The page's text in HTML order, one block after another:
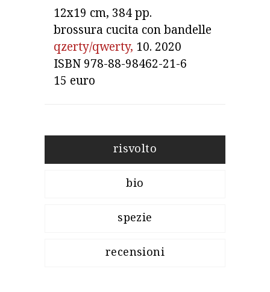
12x19 cm, 384 pp.
qzerty/qwerty,
ISBN 978-88-98462-21-6
15 euro
risvolto
bio
spezie
recensioni